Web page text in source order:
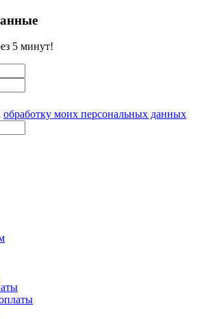
5 минут!
обработку моих персональных данных